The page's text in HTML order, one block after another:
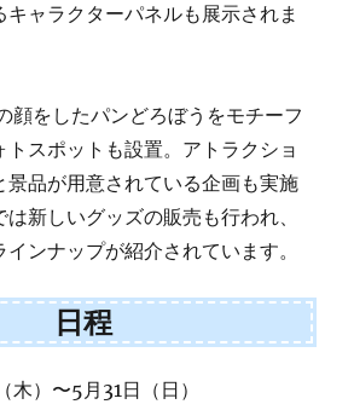
キャラクターパネルも展示されま
顔をしたパンどろぼうをモチーフ
トスポットも設置。アトラクショ
景品が用意されている企画も実施
新しいグッズの販売も行われ、
ンナップが紹介されています。
日程
）〜5月31日（日）